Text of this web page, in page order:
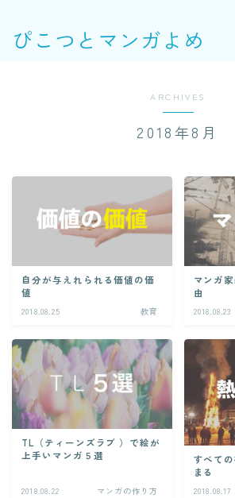
ぴこつとマンガよめ
ARCHIVES
2018年8月
自分が与えれられる価値の価
値
2018.08.25 教育
マンガ
由
2018.08.23
TL（ティーンズラブ ）で絵が
上手いマンガ５選
2018.08.22 マンガの作り方
すべて
まる
2018.08.17